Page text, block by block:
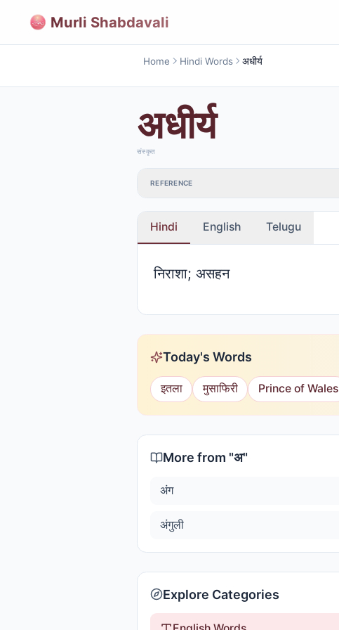
Murli Shabdavali
Home Hindi Words अधीर्य
अधीर्य
संस्कृत
REFERENCE
Hindi English Telugu
निराशा; असहन
Today's Words
इतला मुसाफिरी Prince of Wales
More from "अ"
अंग
अंगुली
Explore Categories